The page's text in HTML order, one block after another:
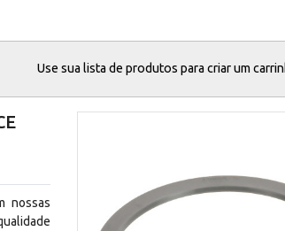
Use sua lista de produtos para criar um
nossas